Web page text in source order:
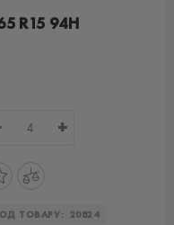
R15 94H
+
ТОВАРУ: 20824